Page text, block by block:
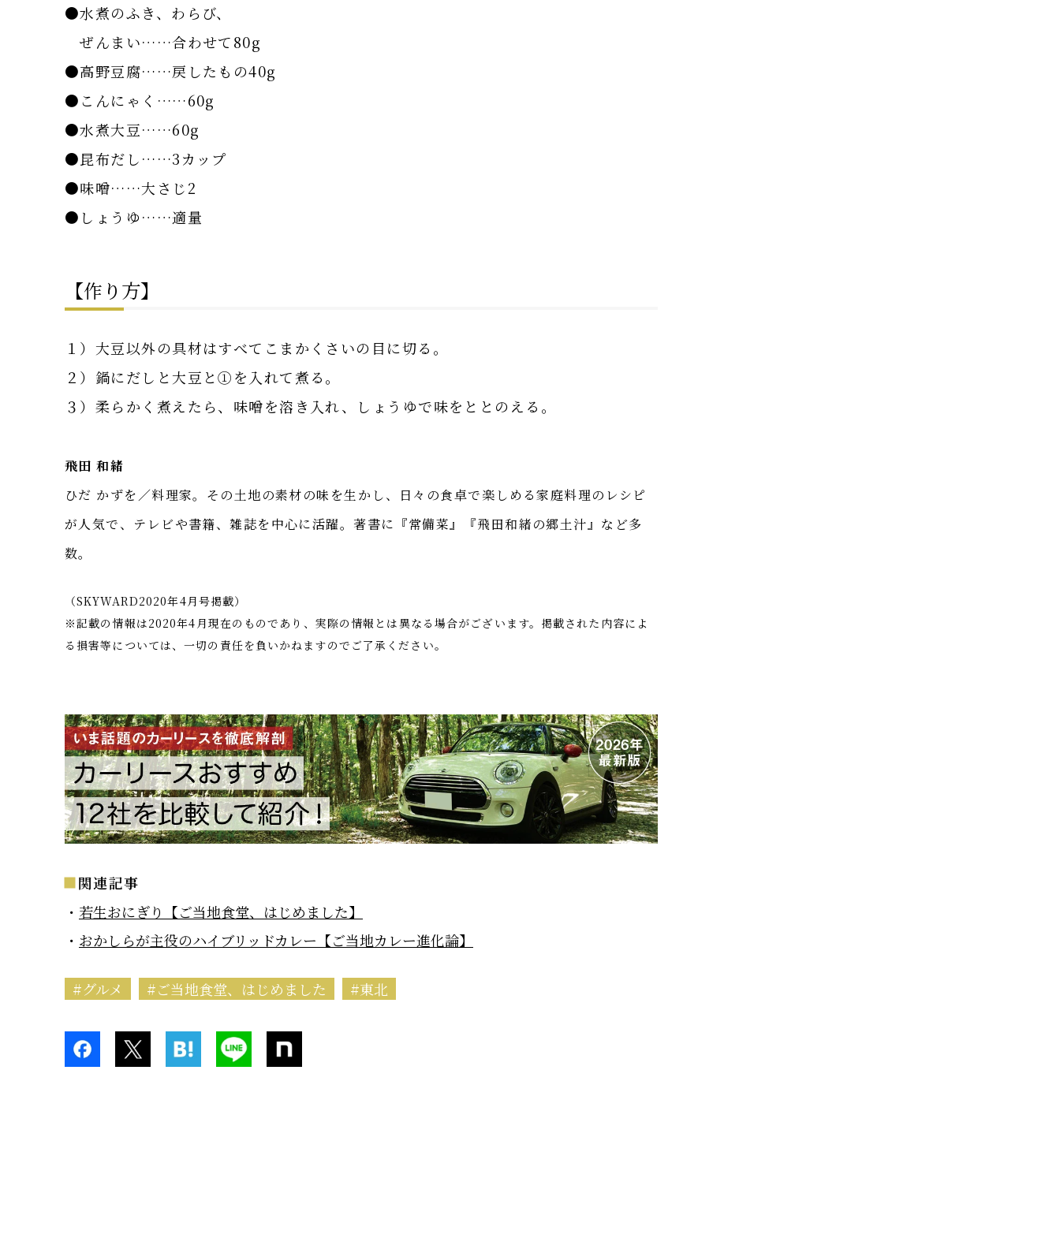
●水煮のふき、わらび、
ぜんまい……合わせて80g
●高野豆腐……戻したもの40g
●こんにゃく……60g
●水煮大豆……60g
●昆布だし……3カップ
●味噌……大さじ2
●しょうゆ……適量
【作り方】
１）大豆以外の具材はすべてこまかくさいの目に切る。
２）鍋にだしと大豆と①を入れて煮る。
３）柔らかく煮えたら、味噌を溶き入れ、しょうゆで味をととのえる。
飛田 和緒
ひだ かずを／料理家。その土地の素材の味を生かし、日々の食卓で楽しめる家庭料理のレシピ
が人気で、テレビや書籍、雑誌を中心に活躍。著書に『常備菜』『飛田和緒の郷土汁』など多
数。
（SKYWARD2020年4月号掲載）
※記載の情報は2020年4月現在のものであり、実際の情報とは異なる場合がございます。掲載された内容によ
る損害等については、一切の責任を負いかねますのでご了承ください。
関連記事
若生おにぎり【ご当地食堂、はじめました】
おかしらが主役のハイブリッドカレー【ご当地カレー進化論】
グルメ ご当地食堂、はじめました 東北